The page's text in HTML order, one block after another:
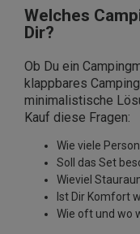
Welches
Dir?
Ob Du ein
klappbares
minimalistische
Kauf diese Fragen:
Wie viele
Soll das Set
Wieviel
Ist Dir Komfort
Wie oft und wo